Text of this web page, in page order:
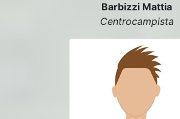
Barbizzi Mattia
Centrocampista